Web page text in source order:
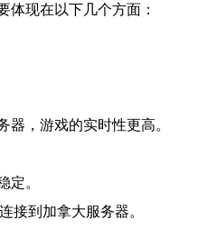
现在以下几个方面：
，游戏的实时性更高。
定。
接到加拿大服务器。